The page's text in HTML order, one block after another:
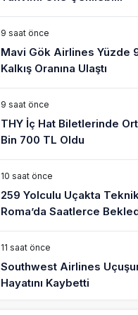
9 saat önce
Mavi Gök Airlines Yüzde
Kalkış Oranına Ulaştı
9 saat önce
THY İç Hat Biletlerinde
Bin 700 TL Oldu
10 saat önce
259 Yolculu Uçakta
Roma’da Saatlerce
11 saat önce
Southwest Airlines
Hayatını Kaybetti